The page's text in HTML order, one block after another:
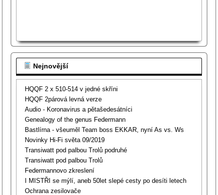
Nejnovější
HQQF 2 x 510-514 v jedné skříni
HQQF 2párová levná verze
Audio - Koronavirus a pětašedesátníci
Genealogy of the genus Federmann
Bastlírna - všeuměl Team boss EKKAR, nyní As vs. Ws
Novinky Hi-Fi světa 09/2019
Transiwatt pod palbou Trolů podruhé
Transiwatt pod palbou Trolů
Federmannovo zkreslení
I MISTŘI se mýlí, aneb 50let slepé cesty po desíti letech
Ochrana zesilovače